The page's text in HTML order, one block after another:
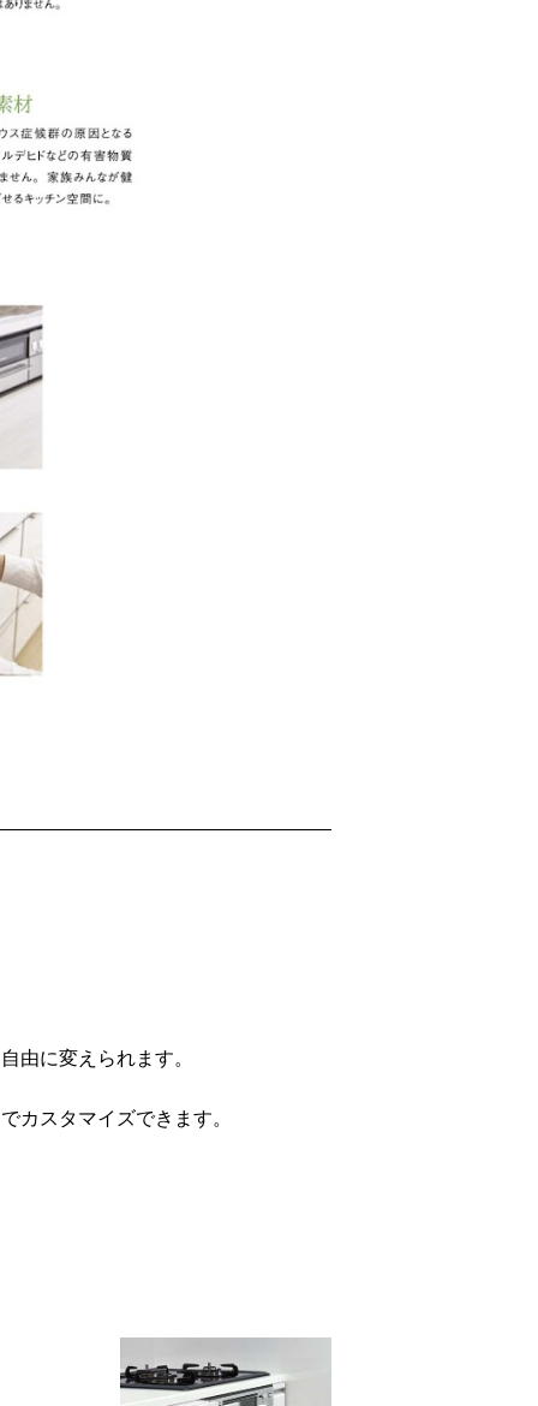
由に変えられます。
カスタマイズできます。